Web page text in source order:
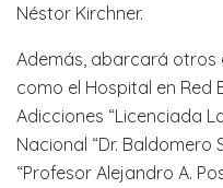
Néstor Kirchner.
Además, abarcará otros
como el Hospital en Red
Adicciones “Licenciada
Nacional “Dr. Baldomero
“Profesor Alejandro A.